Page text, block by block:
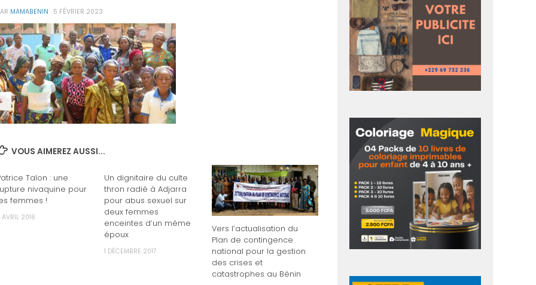
MAMABENIN · 5 FÉVRIER 2023
VOUS AIMEREZ AUSSI...
Talon : une
nivaquine pour
femmes !
AVRIL 2016
Un dignitaire du culte
thron radié à Adjarra
pour abus sexuel sur
deux femmes
enceintes d’un même
époux
1 DÉCEMBRE 2017
Vers l’actualisation du
Plan de contingence
national pour la gestion
des crises et
catastrophes au Bénin